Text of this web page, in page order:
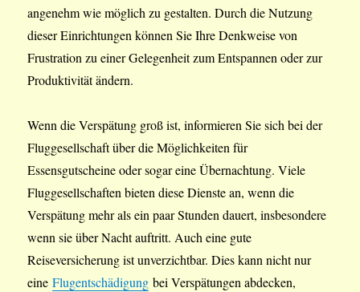
angenehm wie möglich zu gestalten. Durch die Nutzung
dieser Einrichtungen können Sie Ihre Denkweise von
Frustration zu einer Gelegenheit zum Entspannen oder zur
Produktivität ändern.
Wenn die Verspätung groß ist, informieren Sie sich bei der
Fluggesellschaft über die Möglichkeiten für
Essensgutscheine oder sogar eine Übernachtung. Viele
Fluggesellschaften bieten diese Dienste an, wenn die
Verspätung mehr als ein paar Stunden dauert, insbesondere
wenn sie über Nacht auftritt. Auch eine gute
Reiseversicherung ist unverzichtbar. Dies kann nicht nur
eineFlugentschädigung bei Verspätungen abdecken,